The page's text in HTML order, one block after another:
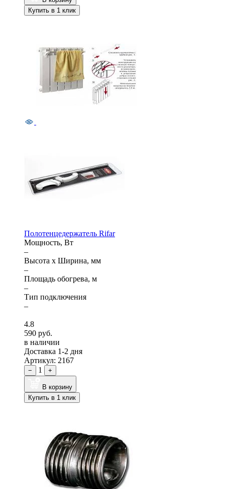
Купить в 1 клик
Полотенцедержатель Rifar
Мощность, Вт
–
Высота x Ширина, мм
–
Площадь обогрева, м
–
Тип подключения
–
4.8
590 руб.
в наличии
Доставка 1-2 дня
Артикул: 2167
− 1 +
В корзину
Купить в 1 клик